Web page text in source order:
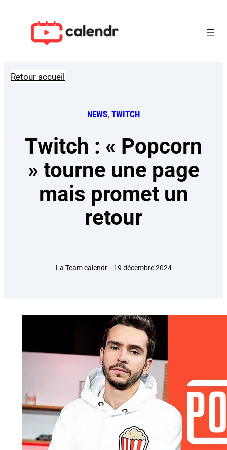
contenu
Retour accueil
NEWS, TWITCH
Twitch : « Popcorn
» tourne une page
mais promet un
retour
La Team calendr –19 décembre 2024